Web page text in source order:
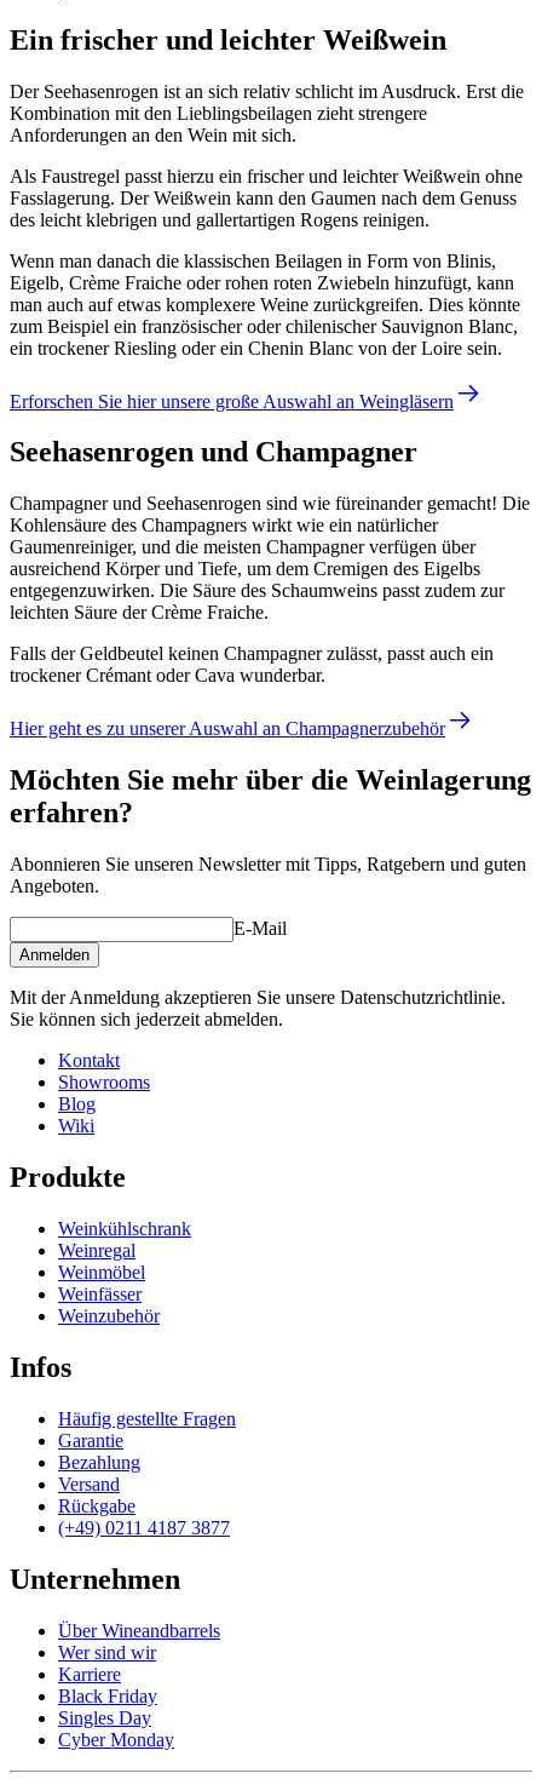
Ein frischer und leichter Weißwein
Der Seehasenrogen ist an sich relativ schlicht im Ausdruck. Erst die
Kombination mit den Lieblingsbeilagen zieht strengere
Anforderungen an den Wein mit sich.
Als Faustregel passt hierzu ein frischer und leichter Weißwein ohne
Fasslagerung. Der Weißwein kann den Gaumen nach dem Genuss
des leicht klebrigen und gallertartigen Rogens reinigen.
Wenn man danach die klassischen Beilagen in Form von Blinis,
Eigelb, Crème Fraiche oder rohen roten Zwiebeln hinzufügt, kann
man auch auf etwas komplexere Weine zurückgreifen. Dies könnte
zum Beispiel ein französischer oder chilenischer Sauvignon Blanc,
ein trockener Riesling oder ein Chenin Blanc von der Loire sein.
Erforschen Sie hier unsere große Auswahl an Weingläsern
Seehasenrogen und Champagner
Champagner und Seehasenrogen sind wie füreinander gemacht! Die
Kohlensäure des Champagners wirkt wie ein natürlicher
Gaumenreiniger, und die meisten Champagner verfügen über
ausreichend Körper und Tiefe, um dem Cremigen des Eigelbs
entgegenzuwirken. Die Säure des Schaumweins passt zudem zur
leichten Säure der Crème Fraiche.
Falls der Geldbeutel keinen Champagner zulässt, passt auch ein
trockener Crémant oder Cava wunderbar.
Hier geht es zu unserer Auswahl an Champagnerzubehör
Möchten Sie mehr über die Weinlagerung
erfahren?
Abonnieren Sie unseren Newsletter mit Tipps, Ratgebern und guten
Angeboten.
E-Mail
Anmelden
Mit der Anmeldung akzeptieren Sie unsere Datenschutzrichtlinie.
Sie können sich jederzeit abmelden.
Kontakt
Showrooms
Blog
Wiki
Produkte
Weinkühlschrank
Weinregal
Weinmöbel
Weinfässer
Weinzubehör
Infos
Häufig gestellte Fragen
Garantie
Bezahlung
Versand
Rückgabe
(+49) 0211 4187 3877
Unternehmen
Über Wineandbarrels
Wer sind wir
Karriere
Black Friday
Singles Day
Cyber Monday